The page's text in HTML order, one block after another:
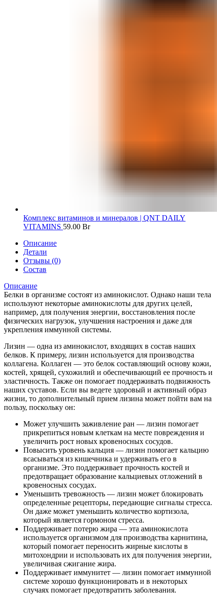
Комплекс витаминов и минералов | QNT DAILY
VITAMINS 59.00 Br
Описание
Детали
Отзывы (0)
Состав
Описание
Белки в организме состоят из аминокислот. Однако наши тела
используют некоторые аминокислоты для других целей,
например, для получения энергии, восстановления после
физических нагрузок, улучшения настроения и даже для
укрепления иммунной системы.
Лизин — одна из аминокислот, входящих в состав наших
белков. К примеру, лизин используется для производства
коллагена. Коллаген — это белок составляющий основу кожи,
костей, хрящей, сухожилий и обеспечивающий ее прочность и
эластичность. Также он помогает поддерживать подвижность
наших суставов. Если вы ведете здоровый и активный образ
жизни, то дополнительный прием лизина может пойти вам на
пользу, поскольку он:
Может улучшить заживление ран — лизин помогает
прикрепиться новым клеткам на месте повреждения и
увеличить рост новых кровеносных сосудов.
Повысить уровень кальция — лизин помогает кальцию
всасываться из кишечника и удерживать его в
организме. Это поддерживает прочность костей и
предотвращает образование кальциевых отложений в
кровеносных сосудах.
Уменьшить тревожность — лизин может блокировать
определенные рецепторы, передающие сигналы стресса.
Он даже может уменьшить количество кортизола,
который является гормоном стресса.
Поддерживает потерю жира — эта аминокислота
используется организмом для производства карнитина,
который помогает переносить жирные кислоты в
митохондрии и использовать их для получения энергии,
увеличивая сжигание жира.
Поддерживает иммунитет — лизин помогает иммунной
системе хорошо функционировать и в некоторых
случаях помогает предотвратить заболевания.